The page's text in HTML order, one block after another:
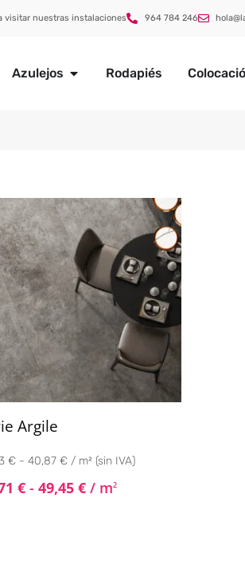
visitar nuestras instalaciones 964 784 246
Azulejos Rodapiés
Argile
€ - 40,87 € / m² (sin IVA)
€ - 49,45 € / m2